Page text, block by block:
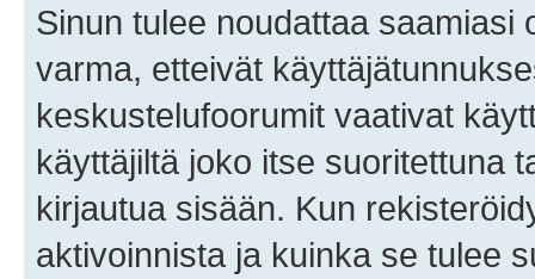
Sinun tulee noudattaa saamiasi
varma, etteivät
keskustelufoorumit vaativat
käyttäjiltä joko itse suoritettuna
kirjautua sisään. Kun
aktivoinnista ja kuinka se tulee